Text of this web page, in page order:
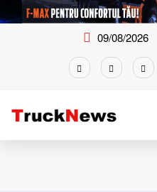
Skip
to
09/08/2026